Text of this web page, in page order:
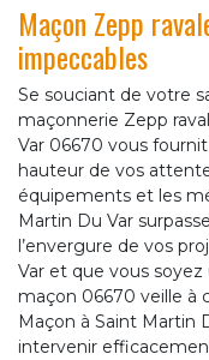
Maçon Zepp
impeccables
Se souciant de votre
maçonnerie Zepp
Var 06670 vous
hauteur de vos
équipements et les
Martin Du Var
l’envergure de vos
Var et que vous
maçon 06670 veille à
Maçon à Saint Martin
intervenir